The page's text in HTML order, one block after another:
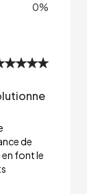
0%
de
font le